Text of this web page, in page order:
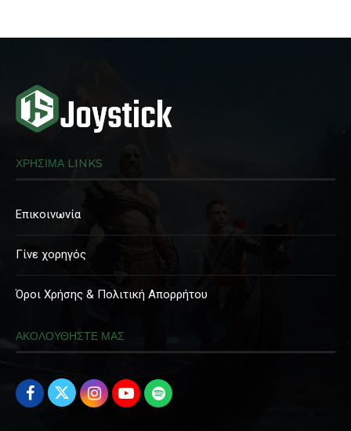
ΧΡΗΣΙΜΑ LINKS
Επικοινωνία
Γίνε χορηγός
Όροι Χρήσης & Πολιτική Απορρήτου
ΑΚΟΛΟΥΘΗΣΤΕ ΜΑΣ